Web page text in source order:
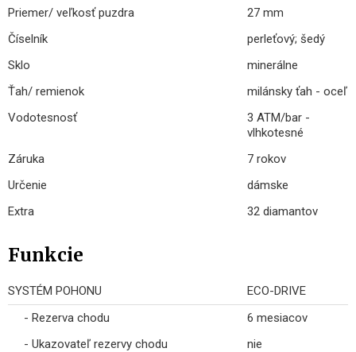
Priemer/ veľkosť puzdra
27 mm
Číselník
perleťový; šedý
Sklo
minerálne
Ťah/ remienok
milánsky ťah - oceľ
Vodotesnosť
3 ATM/bar -
vlhkotesné
Záruka
7 rokov
Určenie
dámske
Extra
32 diamantov
Funkcie
SYSTÉM POHONU
ECO-DRIVE
- Rezerva chodu
6 mesiacov
- Ukazovateľ rezervy chodu
nie